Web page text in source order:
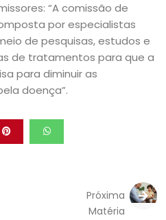
“A comissão de
por especialistas
de pesquisas, estudos e
de tratamentos para que a
para diminuir as
doença”.
Próxima
Matéria